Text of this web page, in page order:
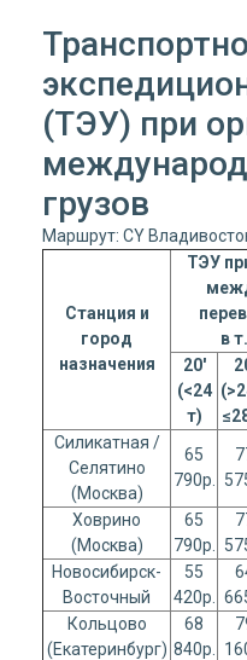
(ТЭУ) при
грузов
Маршрут: CY
Станция и
город
назначения
ТЭУ
в
20'
(<24
т)
Силикатная /
Селятино
(Москва)
65
790р.
Ховрино
(Москва)
65
790р.
Новосибирск-
Восточный
55
420р.
Кольцово
(Екатеринбург)
68
840р.